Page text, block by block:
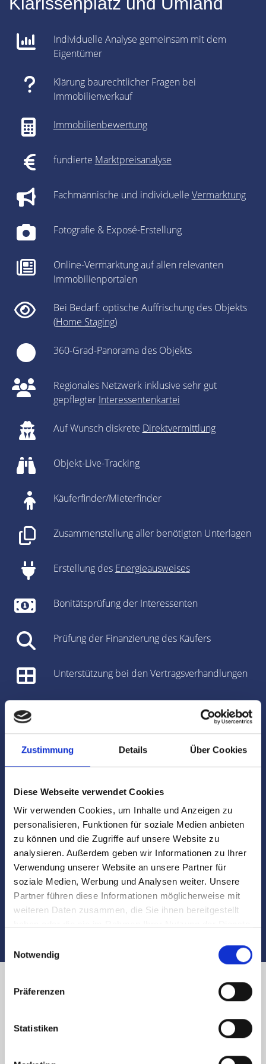
Zustimmung Details Über Cookies
Diese Webseite verwendet Cookies
Wir verwenden Cookies, um Inhalte und Anzeigen zu
personalisieren, Funktionen für soziale Medien anbieten
zu können und die Zugriffe auf unsere Website zu
analysieren. Außerdem geben wir Informationen zu Ihrer
Verwendung unserer Website an unsere Partner für
soziale Medien, Werbung und Analysen weiter. Unsere
Partner führen diese Informationen möglicherweise mit
weiteren Daten zusammen, die Sie ihnen bereitgestellt
Notwendig
Präferenzen
Statistiken
Individuelle Analyse gemeinsam mit dem
Eigentümer
Klärung baurechtlicher Fragen bei
Immobilienverkauf
Immobilienbewertung
fundierte Marktpreisanalyse
Fachmännische und individuelle Vermarktung
Fotografie & Exposé-Erstellung
Online-Vermarktung auf allen relevanten
Immobilienportalen
Bei Bedarf: optische Auffrischung des Objekts
(Home Staging)
360-Grad-Panorama des Objekts
Regionales Netzwerk inklusive sehr gut
gepflegter Interessentenkartei
Auf Wunsch diskrete Direktvermittlung
Objekt-Live-Tracking
Käuferfinder/Mieterfinder
Zusammenstellung aller benötigten Unterlagen
Erstellung des Energieausweises
Bonitätsprüfung der Interessenten
Prüfung der Finanzierung des Käufers
Unterstützung bei den Vertragsverhandlungen
Vorbereitung des Kaufvertrages/Mietvertrages
Vorbereitung und Koordinierung des
Notartermins
Marktdaten
Besichtigungen
Begleitung und Unterstützung bei der Objekt-
Übergabe
Auch nach dem Verkauf sind wir für Sie da
Immobilienverkauf in Nürnberg
Klarissenplatz und Region: